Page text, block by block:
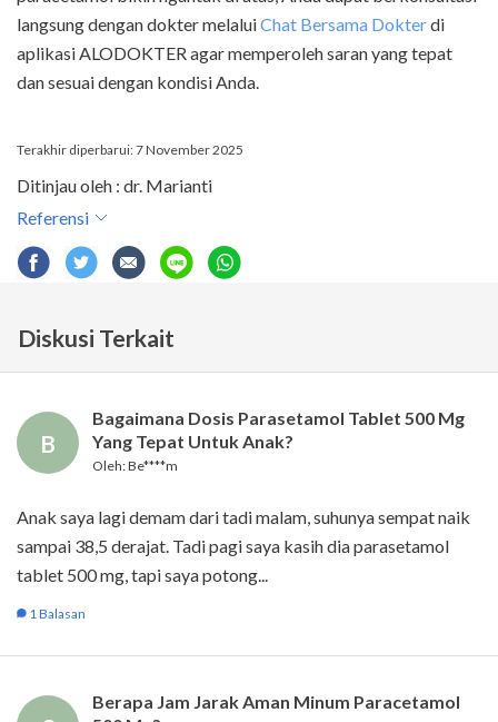
langsung dengan dokter melaluiChat Bersama Dokterdi
aplikasi ALODOKTER agar memperoleh saran yang tepat
dan sesuai dengan kondisi Anda.
Terakhir diperbarui: 7 November 2025